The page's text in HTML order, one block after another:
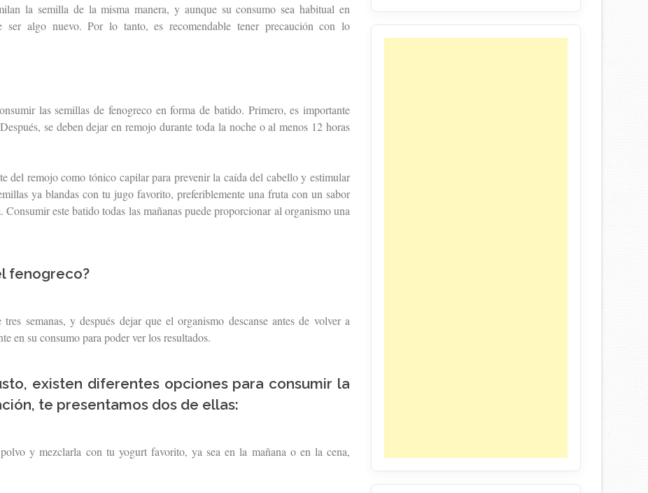
la semilla de la misma manera, y aunque su consumo sea habitual en
ser algo nuevo. Por lo tanto, es recomendable tener precaución con lo
las semillas de fenogreco en forma de batido. Primero, es importante
se deben dejar en remojo durante toda la noche o al menos 12 horas
del remojo como tónico capilar para prevenir la caída del cabello y estimular
ya blandas con tu jugo favorito, preferiblemente una fruta con un sabor
este batido todas las mañanas puede proporcionar al organismo una
fenogreco?
semanas, y después dejar que el organismo descanse antes de volver a
en su consumo para poder ver los resultados.
existen diferentes opciones para consumir la
te presentamos dos de ellas:
y mezclarla con tu yogurt favorito, ya sea en la mañana o en la cena,